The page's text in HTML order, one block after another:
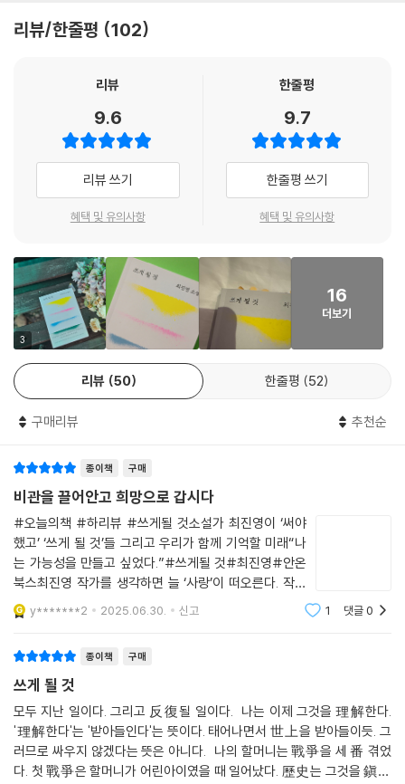
데 그렇지 않았다. 운동을 할수록 몸이 살아나는 것 같았고 다시 젊어질 여
뒤늦게 깨달았다. 퇴직하던 당시 김영선은 자조적으로 자기를 ‘다 쓴 사
람’이라고 칭했다. 그에 비하면 요즘 김영선은 ‘되살아난 사람’에 가까웠다.
--- p.209
몇 번의 연애를 처참하게 끝내며 깨달았다. 정신 똑바로 차리지 않으면 나
면 이모 가족을 떠올렸다. 내 안에도 다정함이 있다면 더 늦기 전에 그것을
꺼내고 싶었다.
--- p.240
엄마, 잘 기억해. 나는 꼭 작별 인사를 남길 거야. 마지막으로 내가 한숨을
쉬면 그건 사랑한다는 뜻이야. 비명을 지르면 그건 사랑한다는 뜻이야. 간
신히 내뱉는 그 어떤 단어든 사랑한다는 뜻일 거야. 듣지 못해도 괜찮아. 나
는 사랑을 여기 두고 떠날 거야. 같은 말을 어진에게도 했다. 사랑을 두고
지치게 했지. 사랑은 나를 치사하게 만들고, 하찮게 만들고, 세상 가장 초라
한 사람으로 만들기도 했어. 하지만 대부분 날들에 나를 살아 있게 했어. 살
고 싶게 했지. 어진아, 잘 기억해. 나는 이곳에 그 마음을 두고 가볍게 떠날
거야.
--- p.287
온, 쓰게 될 최진영만의 소설적 세계를 한눈에 조망하게 하고 이 세계를
“망하도록 두지 않으려는” 의지로서 또 다른 미래를 희망하게 할 것이다.
그렇게 여덟 편의 소설이 모인 《쓰게 될 것》은 미래에 대한 책이다. 최진영
에게 미래란 알 수 없는 시간이 아니라 어쩌면 이미 알고 있기 때문에 달리
바꿔야만 하는 것이다. 그것은 거울을 앞 에 두고 총을 겨눌 때, 총구가 향
하는 방향을 기억하듯, 이미 본 것 같은 미래를 외면하지 않고 내면의 주머
니를 채워보듯이 행해져야 한다고, 이 책은 시종 말하고 있다. _소유정(문
학평론가)
― “나는 내가 할 수 있는 일을 하려는 거야.”
최진영의 소설 속에서 우리는 이런저런 상황에 놓인 각기 다른 모습의 작
가를 만날 수 있다. 〈유진〉과 〈ㅊㅅㄹ〉에서는 사십대가 된 인물이 십대와 이
십대의 자신을 되살려 대화하는 듯하고, 〈디너코스〉와 〈차고 뜨거운〉에서
는 놓여날 수 없는 유전적, 환경적 조건에서도 다른 삶, 조금은 더 나아진
삶을 향해 뚜벅뚜벅 걸어가는 인물이 또렷이 그려진다. 〈썸머의 마술과학〉
과 〈인간의 쓸모〉에서는 기성세대가 망가뜨린 세상을 바로잡고 버려진 가
치를 살리려는 새로운 세대를 통해 작가만의 희망을 길어 올린다. 작가는
했는데, 스스로가 겪은 일을 그대로 재현하기보다 하나의 픽션을 과감하게
상상하고 그 속에 자신이 겪은 감정을 포개어 대타자가 된 자신의 감정을
되돌아보고 의미를 획득해가는 것이다.
태어났다는, 그리하여 살아내야 한다는 한 인간의 불안을 오롯이 담아내며
자신이 경험한 감정들을 품은 인물들에 의해 자신의 사유가 달라지는 것을
깨닫는 일, 이것이 작가 최진영이 소설을 통해 배움과 수행을 거듭해나가
변하는 존재가, 비록 미완성형의 어른일지라도, 상처받은 존재여도, 스스
와 현재의 나와 분명하게 살아 있을 미래의 나를 구원하는 일로 최진영 소
설을 채워나간다. 〈홈 스위트 홈〉 속 “미래를 기억한다”는 문장은 현재의
내가 감당해야 하는 몫이 켜켜이 쌓여서 만들어지는 지금이라는 시간성을
구현해낸다. 그리하여 독자들은 소설 속 다양한 인물들에 공감하면서 응원
리뷰/한줄평 102
리뷰
9.6
리뷰 쓰기
혜택 및 유의사항
한줄평
9.7
한줄평 쓰기
혜택 및 유의사항
3
16
더보기
리뷰 50 한줄평 52
구매리뷰 추천순
종이책 구매
비관을 끌어안고 희망으로 갑시다
#오늘의책 #하리뷰 #쓰게될 것소설가 최진영이 ‘써야
했고’ ‘쓰게 될 것’들 그리고 우리가 함께 기억할 미래“나
는 가능성을 만들고 싶었다.”#쓰게될 것#최진영#안온
북스최진영 작가를 생각하면 늘 ‘사랑’이 떠오른다. 작가
가 그리는 세상이 디스토피아일지라도 말이다. 전쟁, 기후
위기, AI, 여성, 노인, 어린이, 암환자와 같은 약자의 삶, 빈
y*******2 2025.06.30. 신고 1 댓글0
종이책 구매
쓰게 될 것
모두 지난 일이다. 그리고 反復될 일이다. 나는 이제 그것을 理解한다.
'理解한다'는 '받아들인다'는 뜻이다. 태어나면서 世上을 받아들이듯. 그
러므로 싸우지 않겠다는 뜻은 아니다. 나의 할머니는 戰爭을 세 番 겪었
다. 첫 戰爭은 할머니가 어린아이였을 때 일어났다. 歷史는 그것을 鎭壓